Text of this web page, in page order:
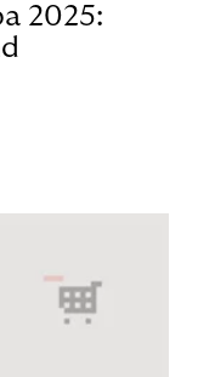
2025: